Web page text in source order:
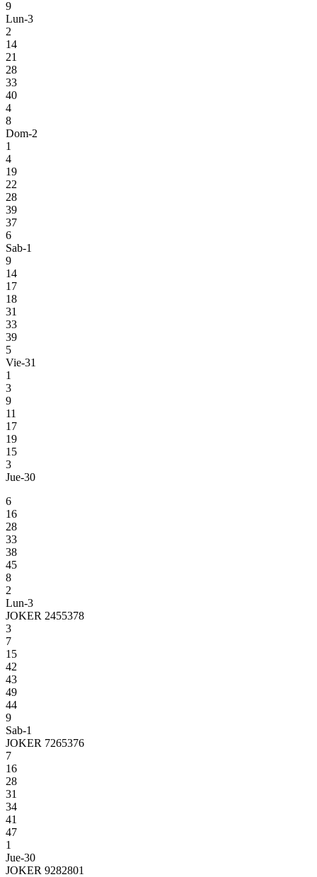
9
Lun-3
2
14
21
28
33
40
4
8
Dom-2
1
4
19
22
28
39
37
6
Sab-1
9
14
17
18
31
33
39
5
Vie-31
1
3
9
11
17
19
15
3
Jue-30
6
16
28
33
38
45
8
2
Lun-3
JOKER 2455378
3
7
15
42
43
49
44
9
Sab-1
JOKER 7265376
7
16
28
31
34
41
47
1
Jue-30
JOKER 9282801